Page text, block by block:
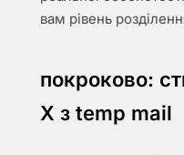
вам рівень
покроково:
X з temp mail